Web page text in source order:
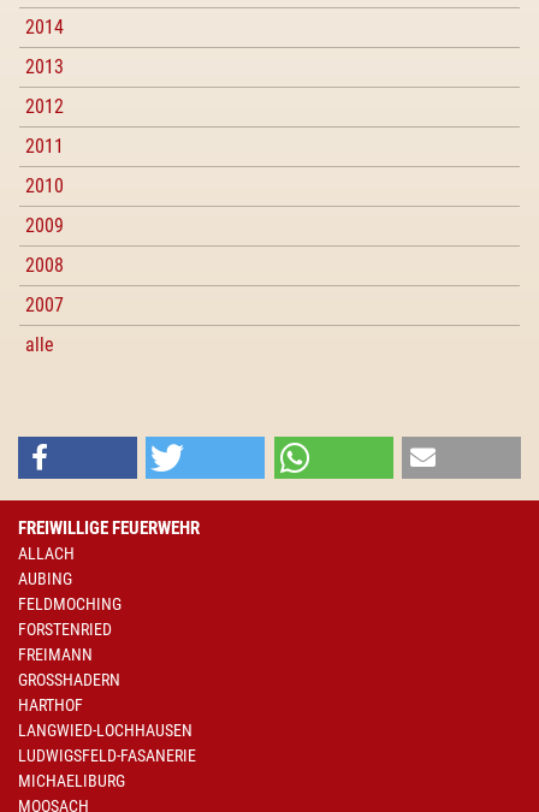
2014
2013
2012
2011
2010
2009
2008
2007
alle
FREIWILLIGE FEUERWEHR
ALLACH
AUBING
FELDMOCHING
FORSTENRIED
FREIMANN
GROSSHADERN
HARTHOF
LANGWIED-LOCHHAUSEN
LUDWIGSFELD-FASANERIE
MICHAELIBURG
MOOSACH